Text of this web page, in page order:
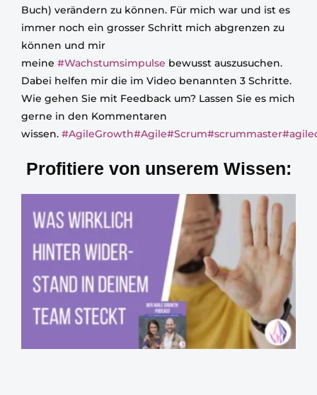
Buch) verändern zu können. Für mich war und ist es
immer noch ein grosser Schritt mich abgrenzen zu
können und mir
meine #Wachstumsimpulse bewusst auszusuchen.
Dabei helfen mir die im Video benannten 3 Schritte.
Wie gehen Sie mit Feedback um? Lassen Sie es mich
gerne in den Kommentaren
wissen. #AgileGrowth#Agile#Scrum#scrummaster
Profitiere von unserem Wissen: